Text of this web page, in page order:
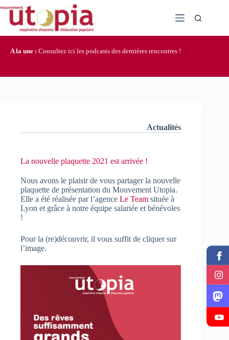
contenu
A la une : Consultez ici les podcasts des dernières rencontres !
Actualités
La nouvelle plaquette 2021 est arrivée !
Nous avons le plaisir de vous partager la nouvelle
plaquette de présentation du Mouvement Utopia.
Elle a été réalisée par l’agence Le Team située à
Lyon et grâce à notre équipe salariée et bénévoles
!
Pour la (re)découvrir, il vous suffit de cliquer sur
l’image.